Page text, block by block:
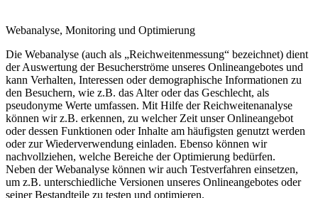
Webanalyse, Monitoring und Optimierung
Die Webanalyse (auch als „Reichweitenmessung“ bezeichnet) dient
der Auswertung der Besucherströme unseres Onlineangebotes und
kann Verhalten, Interessen oder demographische Informationen zu
den Besuchern, wie z.B. das Alter oder das Geschlecht, als
pseudonyme Werte umfassen. Mit Hilfe der Reichweitenanalyse
können wir z.B. erkennen, zu welcher Zeit unser Onlineangebot
oder dessen Funktionen oder Inhalte am häufigsten genutzt werden
oder zur Wiederverwendung einladen. Ebenso können wir
nachvollziehen, welche Bereiche der Optimierung bedürfen.
Neben der Webanalyse können wir auch Testverfahren einsetzen,
um z.B. unterschiedliche Versionen unseres Onlineangebotes oder
seiner Bestandteile zu testen und optimieren.